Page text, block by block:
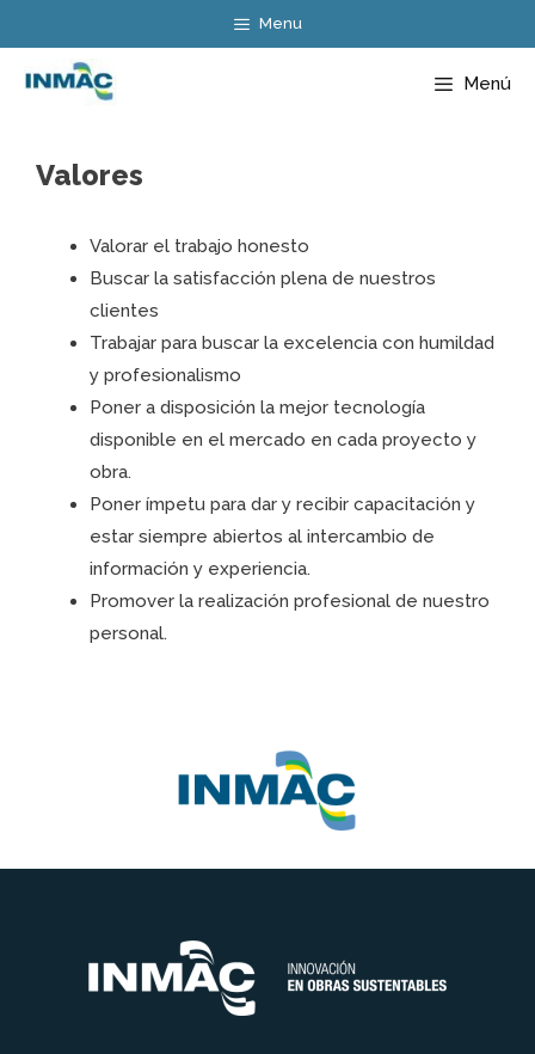
al
contenido
Menu
Menú
Valores
Valorar el trabajo honesto
Buscar la satisfacción plena de nuestros
clientes
Trabajar para buscar la excelencia con humildad
y profesionalismo
Poner a disposición la mejor tecnología
disponible en el mercado en cada proyecto y
obra.
Poner ímpetu para dar y recibir capacitación y
estar siempre abiertos al intercambio de
información y experiencia.
Promover la realización profesional de nuestro
personal.